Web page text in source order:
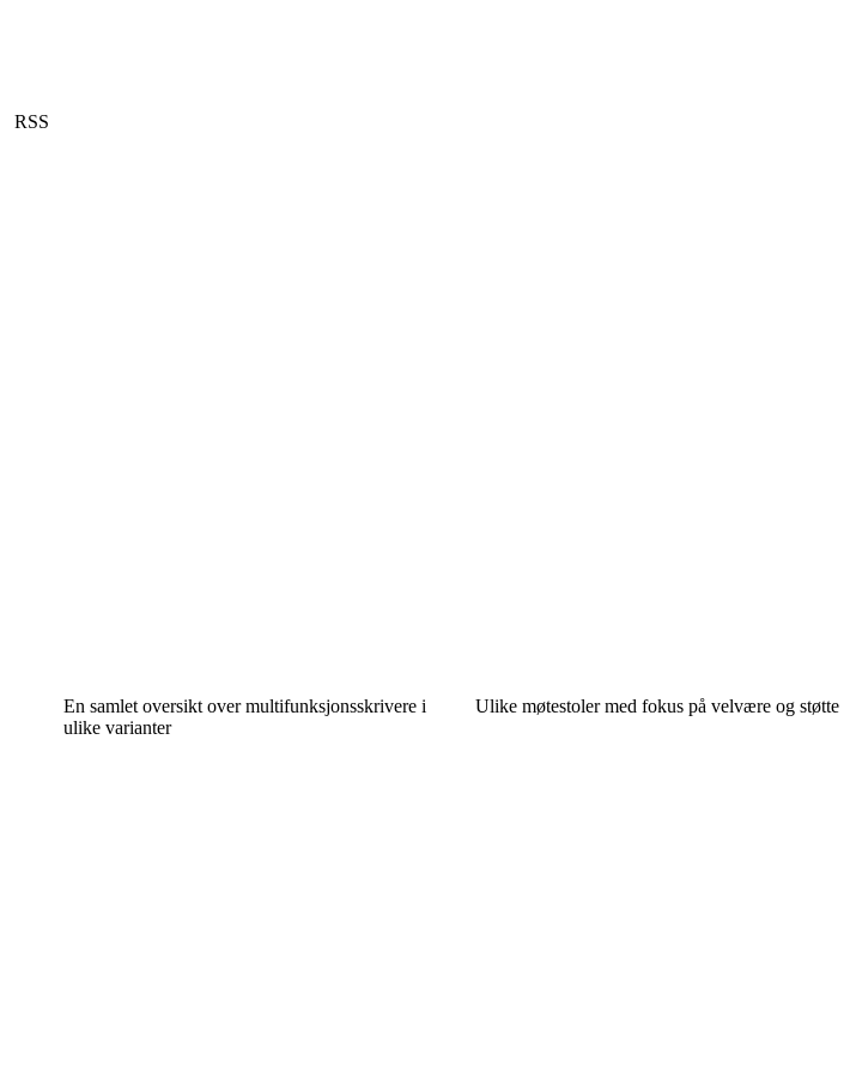
RSS
En samlet oversikt over multifunksjonsskrivere i
ulike varianter
Ulike møtestoler med fokus på velvære og støtte